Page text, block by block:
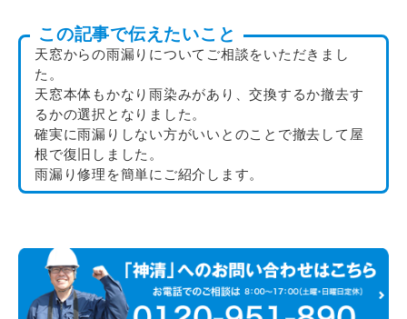
この記事で伝えたいこと
天窓からの雨漏りについてご相談をいただきまし
た。
天窓本体もかなり雨染みがあり、交換するか撤去す
るかの選択となりました。
確実に雨漏りしない方がいいとのことで撤去して屋
根で復旧しました。
雨漏り修理を簡単にご紹介します。